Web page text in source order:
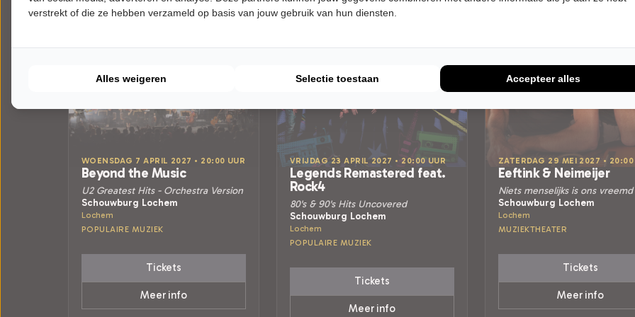
WOENSDAG 7 APRIL 2027 • 20:00 UUR
Beyond the Music
U2 Greatest Hits - Orchestra Version
Schouwburg Lochem
Lochem
POPULAIRE MUZIEK
Tickets
Meer info
VRIJDAG 23 APRIL 2027 • 20:00 UUR
Legends Remastered feat.
Rock4
80's & 90's Hits Uncovered
Schouwburg Lochem
Lochem
POPULAIRE MUZIEK
Tickets
Meer info
ZATERDAG 29 MEI 2027 • 20:00
Eeftink & Neimeijer
Niets menselijks is ons vreemd
Schouwburg Lochem
Lochem
MUZIEKTHEATER
Tickets
Meer info
verstrekt of die ze hebben verzameld op basis van jouw gebruik van hun diensten.
Alles weigeren Selectie toestaan Accepteer alles